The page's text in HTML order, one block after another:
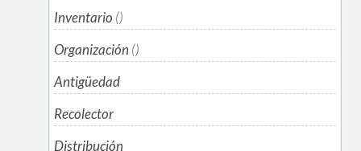
Inventario ()
Organización ()
Antigüedad
Recolector
Distribución